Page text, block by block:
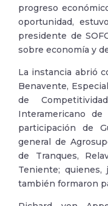
progreso
oportunidad,
presidente de
sobre economía y
La instancia abrió
Benavente,
de
Interamericano
participación de
general de
de Tranques,
Teniente; quienes,
también formaron